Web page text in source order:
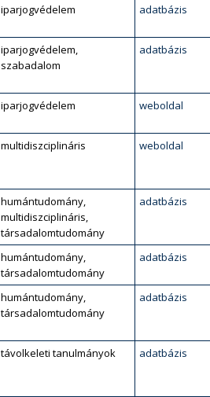
iparjogvédelem adatbázis
iparjogvédelem,
szabadalom
adatbázis
iparjogvédelem weboldal
multidiszciplináris weboldal
humántudomány,
multidiszciplináris,
társadalomtudomány
adatbázis
humántudomány,
társadalomtudomány
adatbázis
humántudomány,
társadalomtudomány
adatbázis
távolkeleti tanulmányok adatbázis